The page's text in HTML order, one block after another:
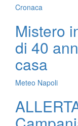
Cronaca
Mistero
di 40
casa
Meteo Napoli